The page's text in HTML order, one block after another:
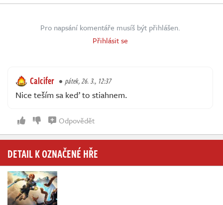
Pro napsání komentáře musíš být přihlášen.
Přihlásit se
Calcifer pátek, 26. 3., 12:37
Nice teším sa keď to stiahnem.
Odpovědět
DETAIL K OZNAČENÉ HŘE